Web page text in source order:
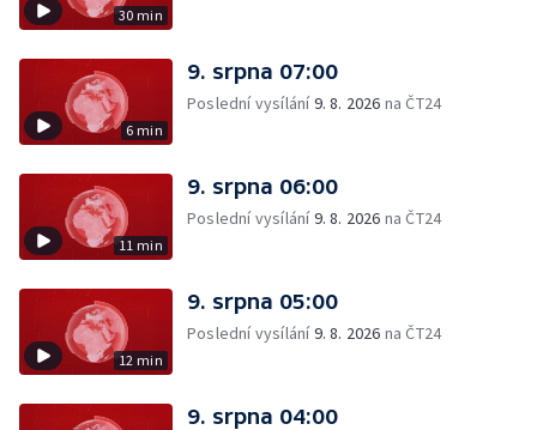
30 min
6 min
9. srpna 07:00
Poslední vysílání9. 8. 2026 na ČT24
11 min
9. srpna 06:00
Poslední vysílání9. 8. 2026 na ČT24
12 min
9. srpna 05:00
Poslední vysílání9. 8. 2026 na ČT24
9. srpna 04:00